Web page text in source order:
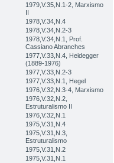
1979,V.35,N.1-2, Marxismo
II
1978,V.34,N.4
1978,V.34,N.2-3
1978,V.34,N.1, Prof.
Cassiano Abranches
1977,V.33,N.4, Heidegger
(1889-1976)
1977,V.33,N.2-3
1977,V.33,N.1, Hegel
1976,V.32,N.3-4, Marxismo
1976,V.32,N.2,
Estruturalismo II
1976,V.32,N.1
1975,V.31,N.4
1975,V.31,N.3,
Estruturalismo
1975,V.31,N.2
1975,V.31,N.1